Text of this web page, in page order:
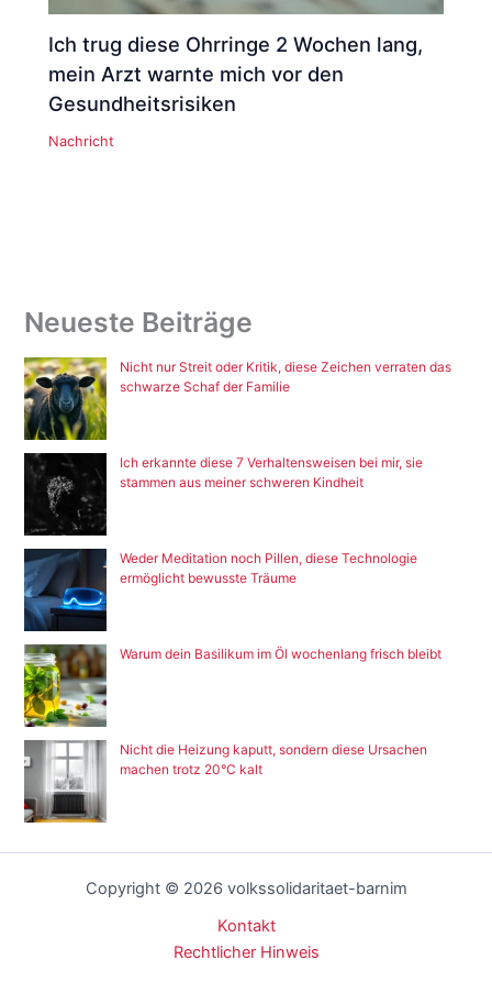
Ich trug diese Ohrringe 2 Wochen lang,
mein Arzt warnte mich vor den
Gesundheitsrisiken
Nachricht
Neueste Beiträge
Nicht nur Streit oder Kritik, diese Zeichen verraten das
schwarze Schaf der Familie
Ich erkannte diese 7 Verhaltensweisen bei mir, sie
stammen aus meiner schweren Kindheit
Weder Meditation noch Pillen, diese Technologie
ermöglicht bewusste Träume
Warum dein Basilikum im Öl wochenlang frisch bleibt
Nicht die Heizung kaputt, sondern diese Ursachen
machen trotz 20°C kalt
Copyright © 2026 volkssolidaritaet-barnim
Kontakt
Rechtlicher Hinweis